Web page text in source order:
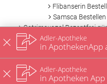
Flibanserin
Samsca
Cotrimoxazol Rezeptfrei
Datenschutz
Adler-Apotheke
in ApothekenApp
Adler-Apotheke
in Apotheken